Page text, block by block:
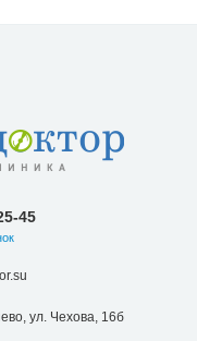
45
ул. Чехова, 16б